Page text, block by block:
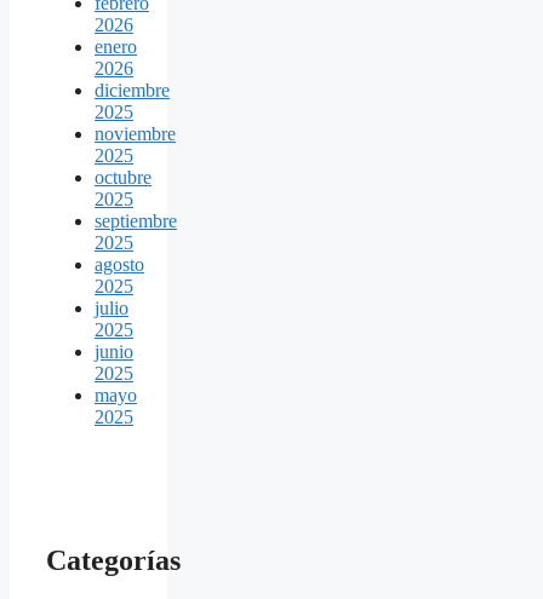
2026
enero
2026
diciembre
2025
noviembre
2025
octubre
2025
septiembre
2025
agosto
2025
julio
2025
junio
2025
mayo
2025
Categorías